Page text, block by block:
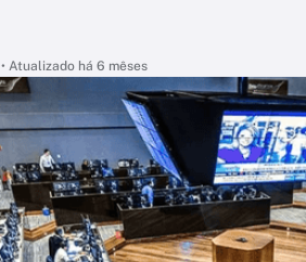
• Atualizado há 6 mêses